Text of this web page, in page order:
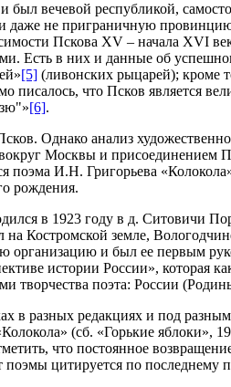
вечевой республикой,
даже не приграничную
Пскова XV – начала XVI
Есть в них и данные об
[5] (ливонских рыцарей); кроме
что Псков является
[6].
Однако анализ
Москвы и присоединением
И.Н. Григорьева
рождения.
в 1923 году в д. Ситовичи
Костромской земле,
организацию и был ее первым
истории России», которая
творчества поэта: России
в разных редакциях и под
(сб. «Горькие яблоки»,
что постоянное
поэмы цитируется по